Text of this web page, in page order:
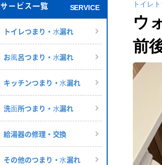
キッチンつまり・水漏れ
洗面所つまり・水漏れ
給湯器の修理・交換
その他のつまり・水漏れ
サービス一覧 SERVICE
トイレつまり・⽔漏れ
お⾵呂つまり・⽔漏れ
キッチンつまり・⽔漏れ
洗⾯所つまり・⽔漏れ
給湯器の修理・交換
その他のつまり・⽔漏れ
トイレ
ウ
前